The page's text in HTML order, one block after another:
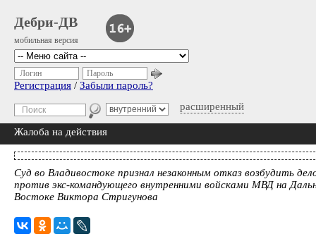
Дебри-ДВ
мобильная версия
расширенный
Логин Пароль
Регистрация / Забыли пароль?
Жалоба на действия
Суд во Владивостоке признал незаконным отказ возбудить
против экс-командующего внутренними войсками МВД на
Востоке Виктора Стригунова